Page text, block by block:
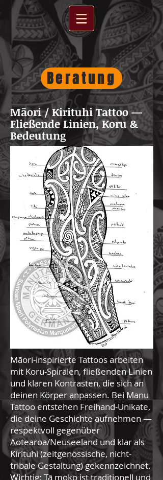
Beratung
Māori / Kirituhi Tattoo —
Fließende Linien, Koru &
Bedeutung
Māori-inspirierte Tattoos arbeiten
mit Koru-Spiralen, fließenden Linien
und klaren Kontrasten, die sich an
deinen Körper anpassen. Bei Manu
Tattoo entstehen Freihand-Unikate,
die deine Geschichte aufnehmen —
respektvoll gegenüber
Aotearoa/Neuseeland und klar als
Kirituhi (zeitgenössische, nicht-
tribale Gestaltung) gekennzeichnet.
Wichtig: Tā moko ist traditionell und